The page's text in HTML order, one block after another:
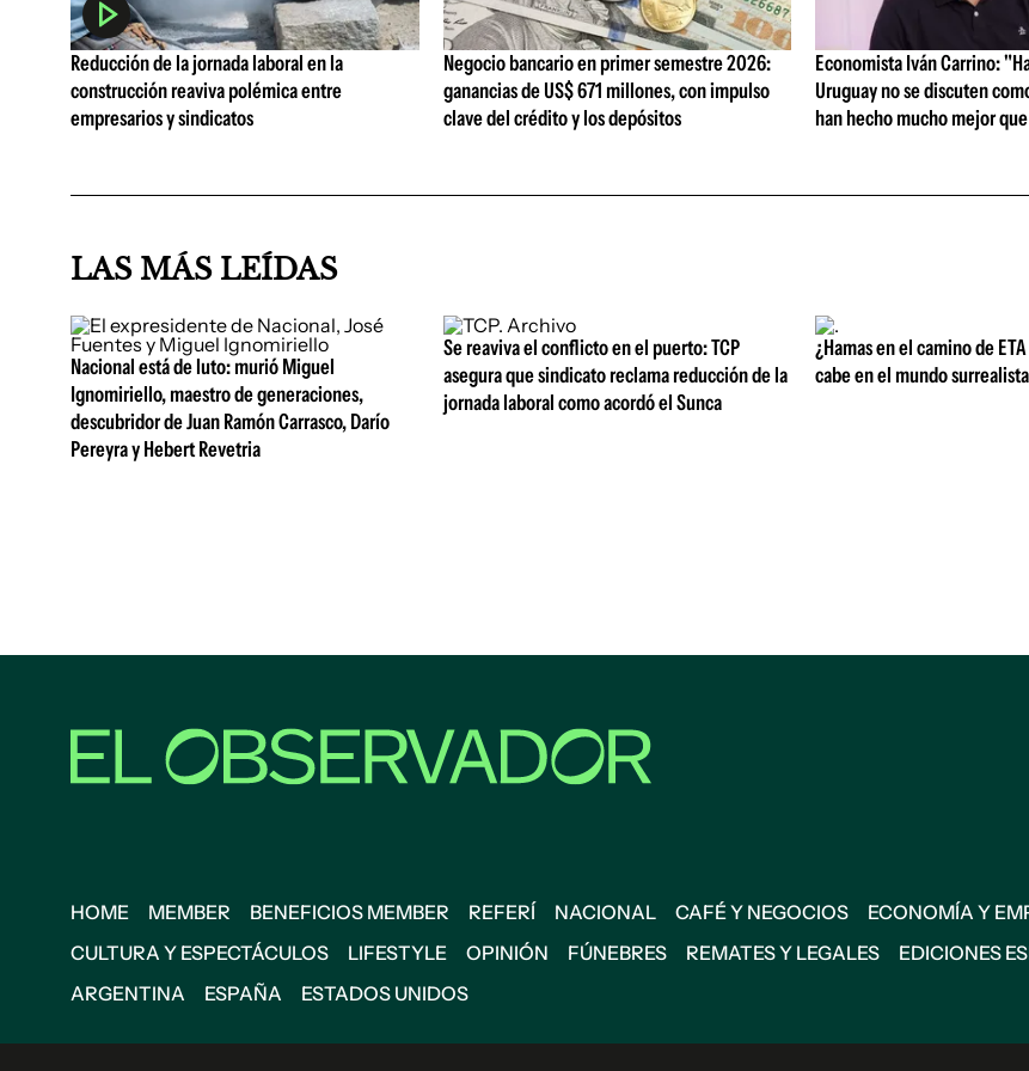
Reducción de la jornada laboral en la
construcción reaviva polémica entre
empresarios y sindicatos
Negocio bancario en primer semestre 2026:
ganancias de US$ 671 millones, con impulso
clave del crédito y los depósitos
Economista Iván Carrino:
Uruguay no se discuten
han hecho mucho mejor
LAS MÁS LEÍDAS
Nacional está de luto: murió Miguel
Ignomiriello, maestro de generaciones,
descubridor de Juan Ramón Carrasco, Darío
Pereyra y Hebert Revetria
Se reaviva el conflicto en el puerto: TCP
asegura que sindicato reclama reducción de la
jornada laboral como acordó el Sunca
¿Hamas en el camino de
cabe en el mundo
HOME MEMBER BENEFICIOS MEMBER REFERÍ NACIONAL CAFÉ Y NEGOCIOS ECONOMÍA Y
CULTURA Y ESPECTÁCULOS
LIFESTYLE OPINIÓN FÚNEBRES REMATES Y LEGALES EDICIONES
ARGENTINA
ESPAÑA ESTADOS UNIDOS